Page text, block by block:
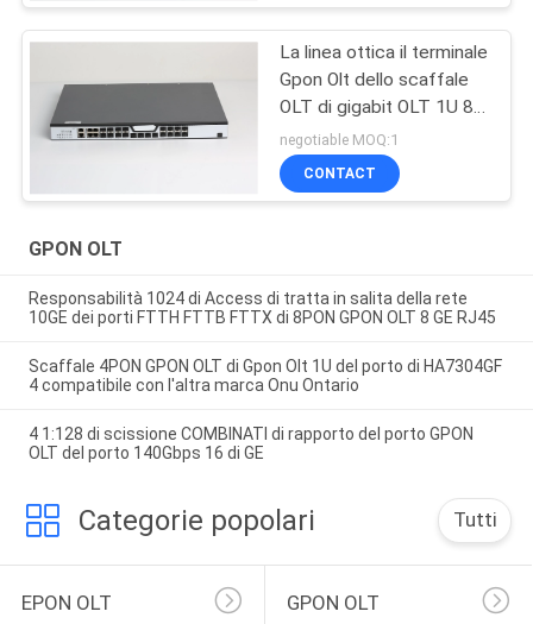
La linea ottica il terminale
Gpon Olt dello scaffale
OLT di gigabit OLT 1U 8
porti fornisce
compatibile la maggior
parte del Onu
negotiable MOQ:1
CONTACT
GPON OLT
Responsabilità 1024 di Access di tratta in salita della rete
10GE dei porti FTTH FTTB FTTX di 8PON GPON OLT 8 GE RJ45
Scaffale 4PON GPON OLT di Gpon Olt 1U del porto di HA7304GF
4 compatibile con l'altra marca Onu Ontario
4 1:128 di scissione COMBINATI di rapporto del porto GPON
OLT del porto 140Gbps 16 di GE
Categorie popolari Tutti
EPON OLT GPON OLT